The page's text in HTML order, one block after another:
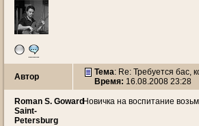
Автор Тема: Re: Требуется бас,
Время: 16.08.2008 23:28
Roman S. Goward
Saint-
Petersburg
Новичка на воспитание